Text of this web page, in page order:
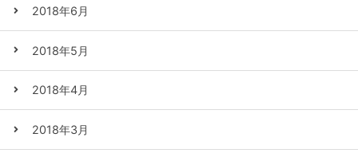
2018年6月
2018年5月
2018年4月
2018年3月